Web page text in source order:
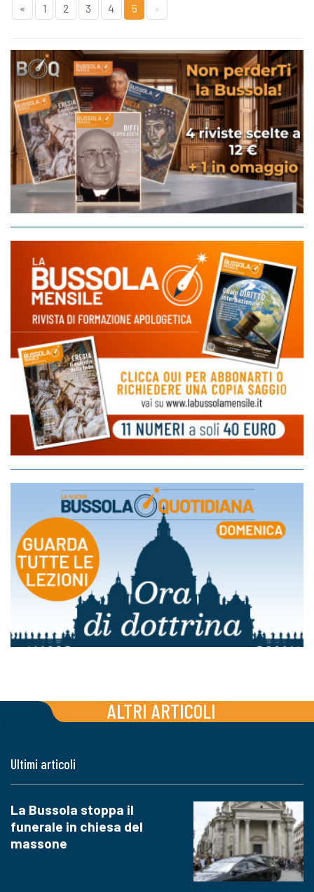
« 1 2 3 4 5 »
ALTRI ARTICOLI
Ultimi articoli
La Bussola stoppa il
funerale in chiesa del
massone